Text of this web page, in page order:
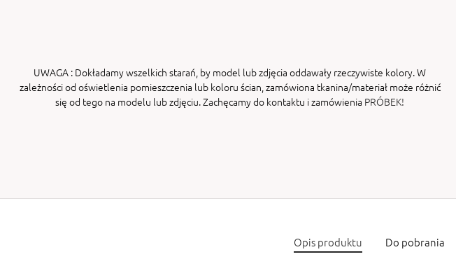
UWAGA : Dokładamy wszelkich starań, by model lub zdjęcia oddawały rzeczywiste kolory. W
zależności od oświetlenia pomieszczenia lub koloru ścian, zamówiona tkanina/materiał może różnić
się od tego na modelu lub zdjęciu. Zachęcamy do kontaktu i zamówienia PRÓBEK!
Opis produktu Do pobrania